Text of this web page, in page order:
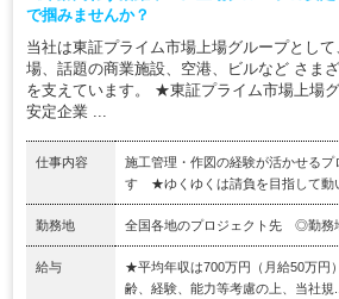
で掴みませんか？
当社は東証プライム市場上場グループとし
場、話題の商業施設、空港、ビルなど さま
を支えています。 ★東証プライム市場上場
安定企業 ...
仕事内容
施工管理・作図の経験が活かせるプ
す ★ゆくゆくは請負を目指して動
勤務地 全国各地のプロジェクト先 ◎勤務
給与
★平均年収は700万円（月給50万
齢、経験、能力等考慮の上、当社規...